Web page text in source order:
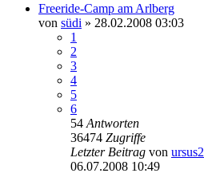
Freeride-Camp am Arlberg
von südi » 28.02.2008 03:03
1
2
3
4
5
6
54 Antworten
36474 Zugriffe
Letzter Beitrag von ursus2
06.07.2008 10:49